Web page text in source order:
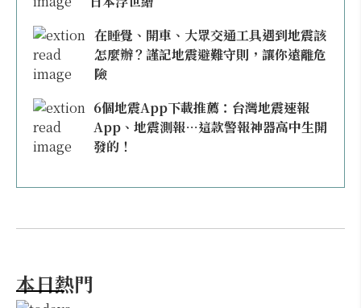
在睡覺、開車、大眾交通工具遇到地震該
怎麼辦？謹記地震避難守則，讓你遠離危
險
6個地震App下載推薦：台灣地震速報
App、地震測報…這款警報神器高中生開
發的！
本日熱門